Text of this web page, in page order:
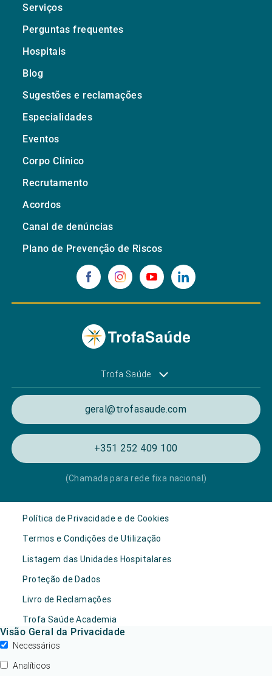
Serviços
Perguntas frequentes
Hospitais
Blog
Sugestões e reclamações
Especialidades
Eventos
Corpo Clínico
Recrutamento
Acordos
Canal de denúncias
Plano de Prevenção de Riscos
Trofa Saúde
geral@trofasaude.com
+351 252 409 100
(Chamada para rede fixa nacional)
Política de Privacidade e de Cookies
Termos e Condições de Utilização
Listagem das Unidades Hospitalares
Proteção de Dados
Livro de Reclamações
Trofa Saúde Academia
Visão Geral da Privacidade
Necessários
Analíticos